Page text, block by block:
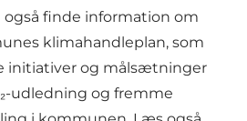
finde information om
klimahandleplan, som
initiativer og målsætninger
udledning og fremme